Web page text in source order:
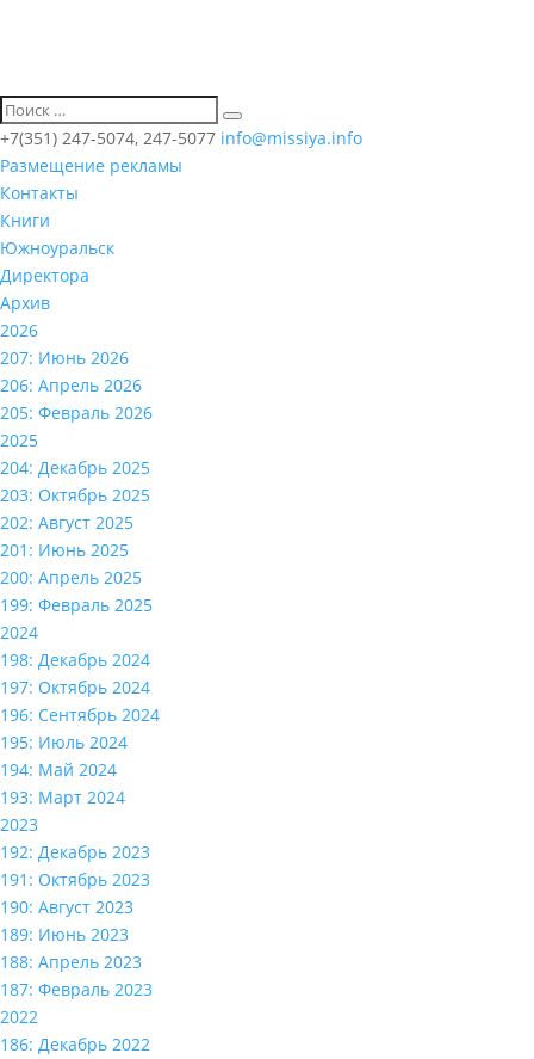
+7(351) 247-5074, 247-5077 info@missiya.info
Размещение рекламы
Контакты
Книги
Южноуральск
Директора
Архив
2026
207: Июнь 2026
206: Апрель 2026
205: Февраль 2026
2025
204: Декабрь 2025
203: Октябрь 2025
202: Август 2025
201: Июнь 2025
200: Апрель 2025
199: Февраль 2025
2024
198: Декабрь 2024
197: Октябрь 2024
196: Сентябрь 2024
195: Июль 2024
194: Май 2024
193: Март 2024
2023
192: Декабрь 2023
191: Октябрь 2023
190: Август 2023
189: Июнь 2023
188: Апрель 2023
187: Февраль 2023
2022
186: Декабрь 2022